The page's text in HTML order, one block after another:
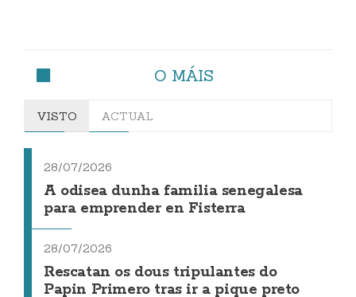
O MÁIS
VISTO ACTUAL
28/07/2026
A odisea dunha familia senegalesa
para emprender en Fisterra
28/07/2026
Rescatan os dous tripulantes do
Papin Primero tras ir a pique preto